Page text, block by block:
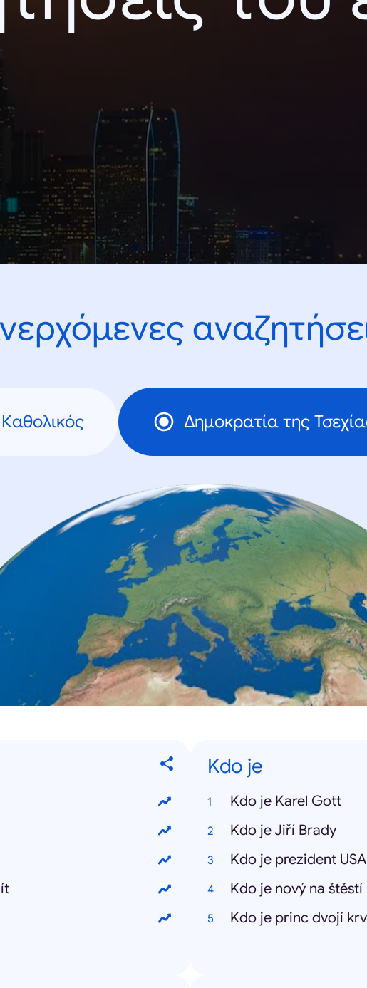
Καθολικός Δημοκρατία της
Kdo je
Kdo je Karel Gott
Kdo je Jiří Brady
Kdo je prezident USA
Kdo je nový na štěstí
Kdo je princ dvojí